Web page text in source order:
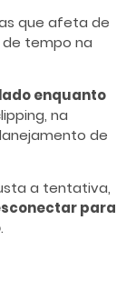
que afeta de
tempo na
enquanto
na
de
a tentativa,
para
.